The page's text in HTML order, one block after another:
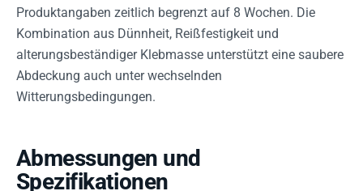
Produktangaben zeitlich begrenzt auf 8 Wochen. Die
Kombination aus Dünnheit, Reißfestigkeit und
alterungsbeständiger Klebmasse unterstützt eine saubere
Abdeckung auch unter wechselnden
Witterungsbedingungen.
Abmessungen und
Spezifikationen